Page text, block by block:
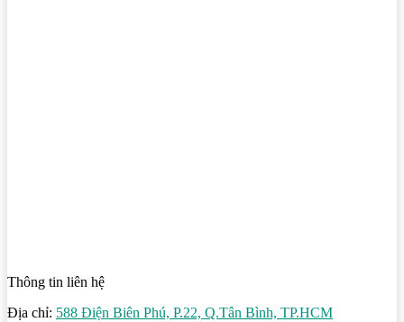
Thông tin liên hệ
Địa chỉ: 588 Điện Biên Phú, P.22, Q.Tân Bình, TP.HCM